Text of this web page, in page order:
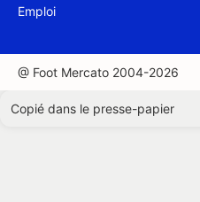
Emploi
@ Foot Mercato 2004-2026
Copié dans le presse-papier